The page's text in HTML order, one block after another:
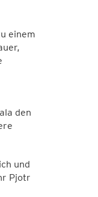
einem
den
und
Pjotr